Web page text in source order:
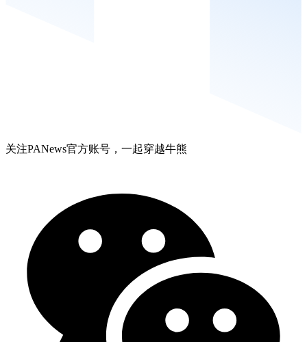
关注PANews官方账号，一起穿越牛熊